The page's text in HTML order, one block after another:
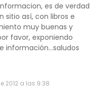
es de verdad
sitio así, con libros e
muy buenas y
favor, exponiendo
información...saludos
2012 a las 9:38